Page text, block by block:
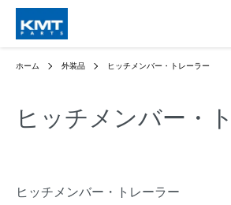
ホーム 外装品 ヒッチメンバー・トレーラー
ヒッチメンバー・
ヒッチメンバー・トレーラー